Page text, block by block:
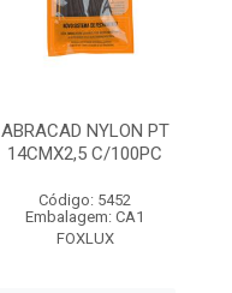
ABRACAD NYLON PT
14CMX2,5 C/100PC
Código: 5452
Embalagem: CA1
FOXLUX